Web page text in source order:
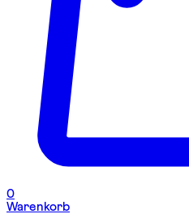
0
Warenkorb